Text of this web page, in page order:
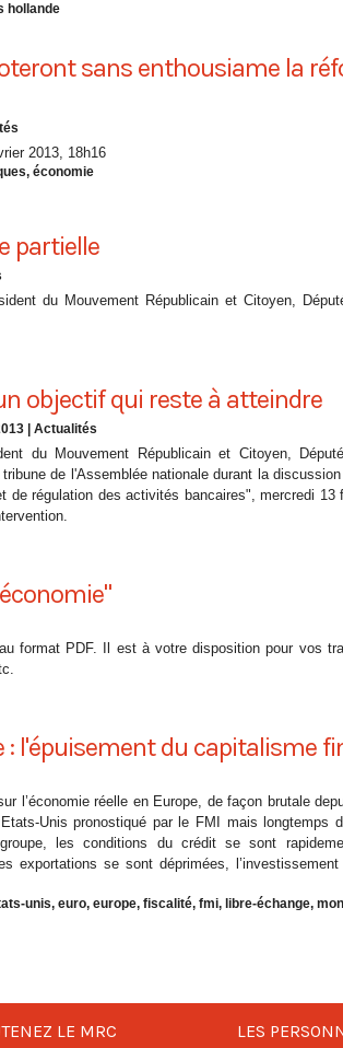
hollande
sans enthousiame la
2013, 18h16
, économie
partielle
du Mouvement Républicain et Citoyen,
objectif qui reste à atteindre
Actualités
du Mouvement Républicain et Citoyen,
de l'Assemblée nationale durant la
de régulation des activités bancaires", mercredi 13
format PDF. Il est à votre disposition pour vos
l'épuisement du capitalisme
l’économie réelle en Europe, de façon brutale
Unis pronostiqué par le FMI mais longtemps
les conditions du crédit se sont
exportations se sont déprimées,
unis, euro, europe, fiscalité, fmi, libre-échange,
LE MRC LES